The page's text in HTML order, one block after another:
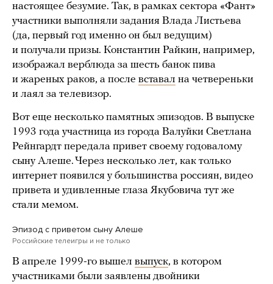
настоящее безумие. Так, в рамках сектора «Фант»
участники выполняли задания Влада Листьева
(да, первый год именно он был ведущим)
и получали призы. Константин Райкин, например,
изображал верблюда за шесть банок пива
и жареных раков, а после вставал на четвереньки
и лаял за телевизор.
Вот еще несколько памятных эпизодов. В выпуске
1993 года участница из города Валуйки Светлана
Рейнгардт передала привет своему годовалому
сыну Алеше. Через несколько лет, как только
интернет появился у большинства россиян, видео
привета и удивленные глаза Якубовича тут же
стали мемом.
Эпизод с приветом сыну Алеше
Российские телеигры и не только
В апреле 1999-го вышел выпуск, в котором
участниками были заявлены двойники